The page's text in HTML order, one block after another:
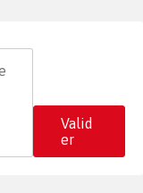
Valid
er